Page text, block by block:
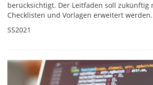
berücksichtigt. Der Leitfaden soll zukünftig
Checklisten und Vorlagen erweitert werden.
SS2021